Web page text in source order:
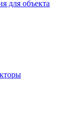
для объекта